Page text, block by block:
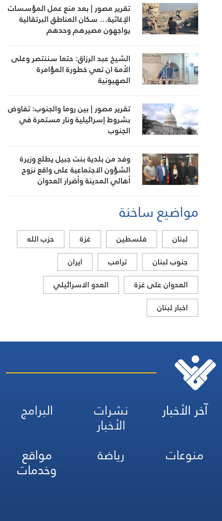
تقرير مصور | بعد منع عمل المؤسسات
الإغاثية… سكان المناطق البرتقالية
يواجهون مصيرهم وحدهم
الشيخ عبد الرزاق: حتما سننتصر وعلى
الأمة ان تعي خطورة المؤامرة
الصهيونية
تقرير مصور | بين روما والجنوب: تفاوض
بشروط إسرائيلية ونار مستمرة في
الجنوب
وفد من بلدية بنت جبيل يطلع وزيرة
الشؤون الاجتماعية على واقع نزوح
أهالي المدينة وأضرار العدوان
مواضيع ساخنة
لبنان فلسطين غزة
حزب الله
جنوب لبنان
ترامب
ايران
العدوان على غزة
العدو الاسرائيلي
اخبار لبنان
آخر الأخبار نشرات
الأخبار
البرامج
منوعات
رياضة مواقع
وخدمات